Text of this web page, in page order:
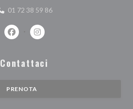
01 72 38 59 86
Facebook ((apre una nuova finestra))
Instagram ((apre una nuova
Contattaci
PRENOTA